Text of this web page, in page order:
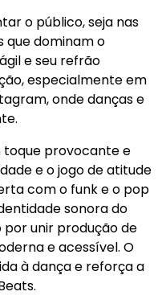
o público, seja nas
que dominam o
e seu refrão
especialmente em
onde danças e
toque provocante e
e o jogo de atitude
com o funk e o pop
sonora do
unir produção de
e acessível. O
à dança e reforça a